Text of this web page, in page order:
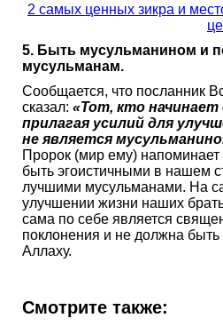
2 самых ценных зикра и
5. Быть мусульманином и
мусульманам.
Сообщается, что посланник
сказал: «Тот, кто начинает
прилагая усилий для
не является
Пророк (мир ему)
быть эгоистичными в нашем
лучшими мусульманами. На
улучшении жизни наших
сама по себе является
поклонения и не должна
Аллаху.
Смотрите также: